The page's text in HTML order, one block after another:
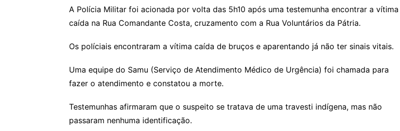
A Polícia Militar foi acionada por volta das 5h10 após uma testemunha encontrar a vítima
caída na Rua Comandante Costa, cruzamento com a Rua Voluntários da Pátria.
Os políciais encontraram a vítima caída de bruços e aparentando já não ter sinais vitais.
Uma equipe do Samu (Serviço de Atendimento Médico de Urgência) foi chamada para
fazer o atendimento e constatou a morte.
Testemunhas afirmaram que o suspeito se tratava de uma travesti indígena, mas não
passaram nenhuma identificação.